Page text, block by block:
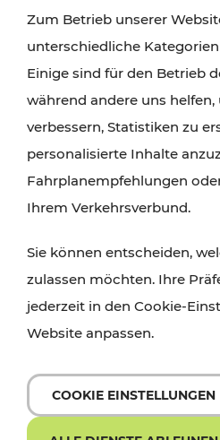
finden Sie hier im Überblick.
Zum Betrieb unserer
unterschiedliche
Einige sind für den Betrieb
während andere uns helfen,
verbessern, Statistiken zu
personalisierte Inhalte
Fahrplanempfehlungen
Ihrem Verkehrsverbund.
Sie können entscheiden,
zulassen möchten. Ihre
jederzeit in den Cookie-
Website anpassen.
COOKIE EINSTELLUNGEN